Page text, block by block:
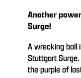
Another
Surge!
A wrecking ball
Stuttgart
the purple of